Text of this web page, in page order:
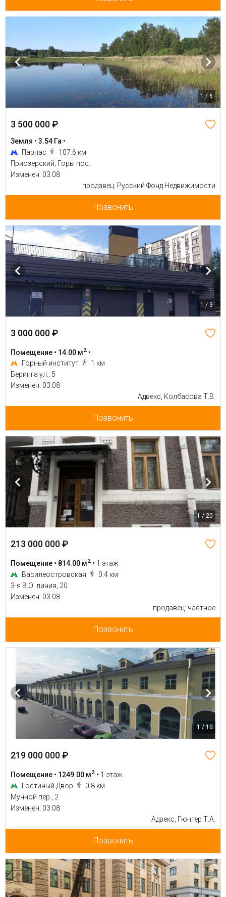
1 / 6
3 500 000 ₽
Земля • 3.54 Га •
Парнас
107.6 км
Приозерский, Горы пос.
Изменен: 03.08
продавец: Русский Фонд Недвижимости
Позвонить
1 / 3
3 000 000 ₽
Помещение • 14.00 м2 •
Горный институт
1 км
Беринга ул., 5
Изменен: 03.08
Адвекс, Колбасова Т.В.
Позвонить
1 / 20
213 000 000 ₽
Помещение • 814.00 м2 • 1 этаж
Василеостровская
0.4 км
3-я В.О. линия, 20
Изменен: 03.08
продавец: частное
Позвонить
1 / 10
219 000 000 ₽
Помещение • 1249.00 м2 • 1 этаж
Гостиный Двор
0.8 км
Мучной пер., 2
Изменен: 03.08
Адвекс, Гюнтер Т.А.
Позвонить